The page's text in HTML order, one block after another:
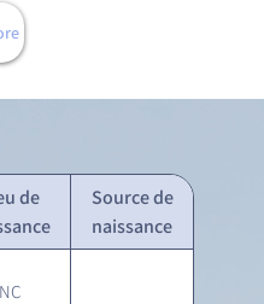
de
Source de
naissance
NC